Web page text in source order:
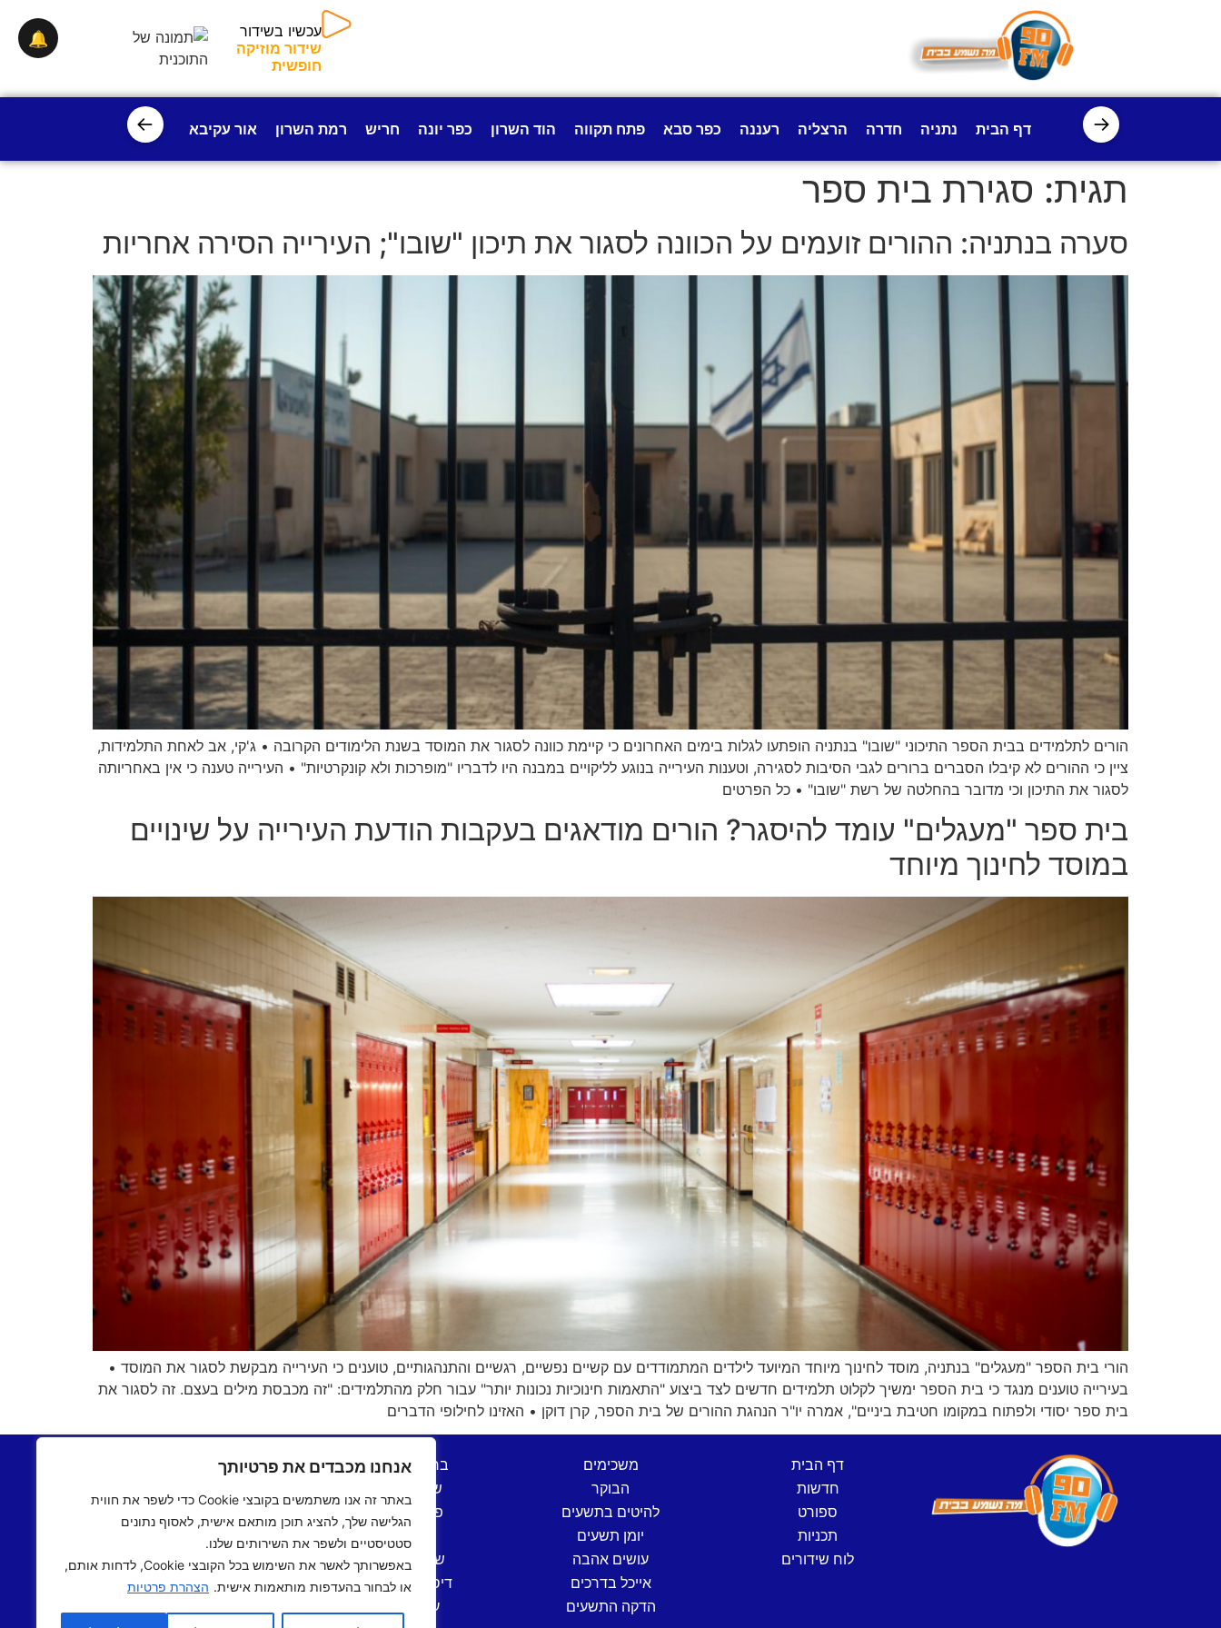
אנחנו מכבדים את פרטיותך
באתר זה אנו משתמשים בקובצי Cookie כדי לשפר את חווית
הגלישה שלך, להציג תוכן מותאם אישית, לאסוף נתונים
סטטיסטיים ולשפר את השירותים שלנו.
באפשרותך לאשר את השימוש בכל הקובצי Cookie, לדחות אותם,
או לבחור בהעדפות מותאמות אישית. הצהרת פרטיות
עכשיו בשידור
שידור מוזיקה חופשית
→ דף הבית נתניה חדרה הרצליה רעננה כפר סבא פתח תקווה הוד השרון כפר יונה חריש רמת השרון אור עקיבא פרדס חנה
←
תגית: סגירת בית ספר
סערה בנתניה: ההורים זועמים על הכוונה לסגור את תיכון "שובו"; העירייה הסירה אחריות
הורים לתלמידים בבית הספר התיכוני "שובו" בנתניה הופתעו לגלות בימים האחרונים כי קיימת כוונה לסגור את המוסד בשנת הלימודים הקרובה • ג'קי, אב לאחת התלמידות,
ציין כי ההורים לא קיבלו הסברים ברורים לגבי הסיבות לסגירה, וטענות העירייה בנוגע לליקויים במבנה היו לדבריו "מופרכות ולא קונקרטיות" • העירייה טענה כי אין באחריותה
לסגור את התיכון וכי מדובר בהחלטה של רשת "שובו" • כל הפרטים
בית ספר "מעגלים" עומד להיסגר? הורים מודאגים בעקבות הודעת העירייה על שינויים
במוסד לחינוך מיוחד
הורי בית הספר "מעגלים" בנתניה, מוסד לחינוך מיוחד המיועד לילדים המתמודדים עם קשיים נפשיים, רגשיים והתנהגותיים, טוענים כי העירייה מבקשת לסגור את המוסד •
בעירייה טוענים מנגד כי בית הספר ימשיך לקלוט תלמידים חדשים לצד ביצוע "התאמות חינוכיות נכונות יותר" עבור חלק מהתלמידים: "זה מכבסת מילים בעצם. זה לסגור את
בית ספר יסודי ולפתוח במקומו חטיבת ביניים", אמרה יו"ר הנהגת ההורים של בית הספר, קרן דוקן • האזינו לחילופי הדברים
דף הבית
חדשות
ספורט
תכניות
לוח שידורים
משכימים
הבוקר
להיטים בתשעים
יומן תשעים
עושים אהבה
אייכל בדרכים
הדקה התשעים
ברהנו בתשעים
שש בתשעים
פותחים שישי
שישי אישי
שישי ים תיכוני
דיסק קלאב שואו
ערב ישראלי
יצירת קשר
מדיניות פרטיות
הצהרת נגישות
🔔